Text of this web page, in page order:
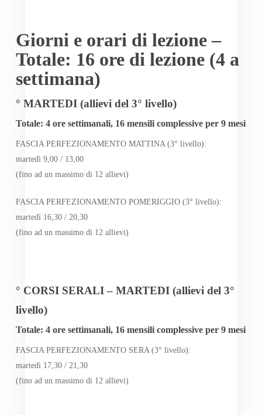
Giorni e orari di lezione –
Totale: 16 ore di lezione (4 a
settimana)
° MARTEDI (allievi del 3° livello)
Totale: 4 ore settimanali, 16 mensili complessive per 9 mesi
FASCIA PERFEZIONAMENTO MATTINA (3° livello):
martedì 9,00 / 13,00
(fino ad un massimo di 12 allievi)
FASCIA PERFEZIONAMENTO POMERIGGIO (3° livello):
martedì 16,30 / 20,30
(fino ad un massimo di 12 allievi)
° CORSI SERALI – MARTEDI (allievi del 3°
livello)
Totale: 4 ore settimanali, 16 mensili complessive per 9 mesi
FASCIA PERFEZIONAMENTO SERA (3° livello):
martedì 17,30 / 21,30
(fino ad un massimo di 12 allievi)